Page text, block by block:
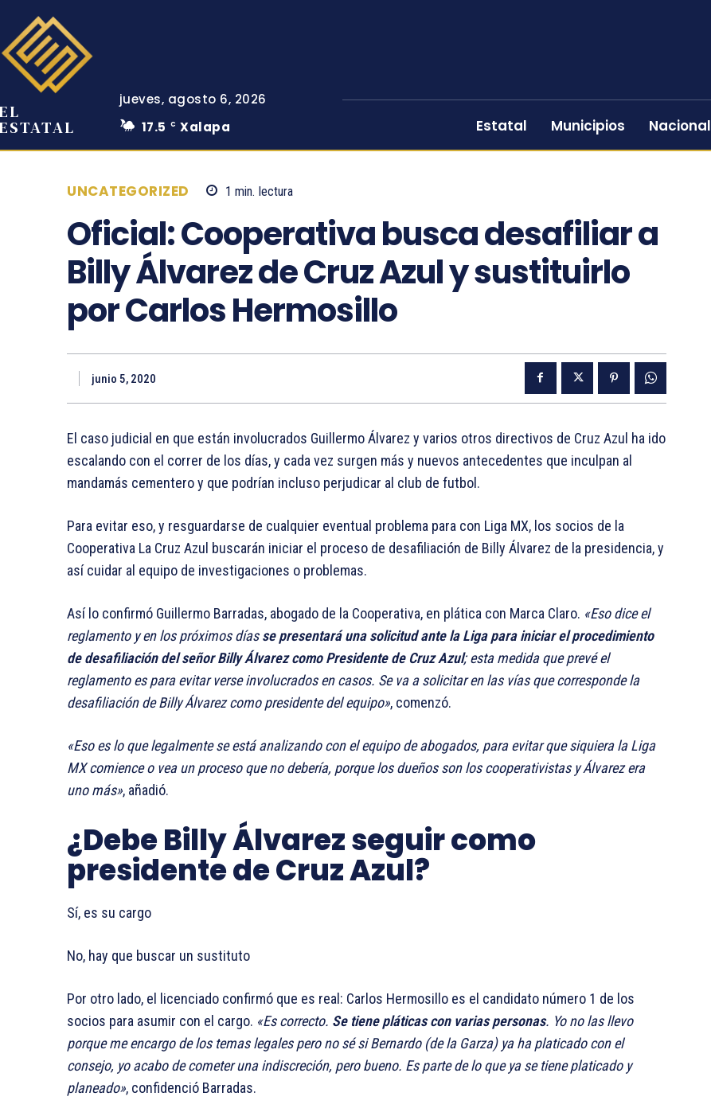
EL
ESTATAL
jueves, agosto 6, 2026
17.5
C Xalapa Estatal Municipios Nacional
UNCATEGORIZED 1 min. lectura
Oficial: Cooperativa busca desafiliar a
Billy Álvarez de Cruz Azul y sustituirlo
por Carlos Hermosillo
junio 5, 2020
El caso judicial en que están involucrados Guillermo Álvarez y varios otros directivos de Cruz Azul ha ido
escalando con el correr de los días, y cada vez surgen más y nuevos antecedentes que inculpan al
mandamás cementero y que podrían incluso perjudicar al club de futbol.
Para evitar eso, y resguardarse de cualquier eventual problema para con Liga MX, los socios de la
Cooperativa La Cruz Azul buscarán iniciar el proceso de desafiliación de Billy Álvarez de la presidencia, y
así cuidar al equipo de investigaciones o problemas.
Así lo confirmó Guillermo Barradas, abogado de la Cooperativa, en plática con Marca Claro. «Eso dice el
reglamento y en los próximos díasse presentará una solicitud ante la Liga para iniciar el procedimiento
de desafiliación del señor Billy Álvarez como Presidente de Cruz Azul; esta medida que prevé el
reglamento es para evitar verse involucrados en casos. Se va a solicitar en las vías que corresponde la
desafiliación de Billy Álvarez como presidente del equipo», comenzó.
«Eso es lo que legalmente se está analizando con el equipo de abogados, para evitar que siquiera la Liga
MX comience o vea un proceso que no debería, porque los dueños son los cooperativistas y Álvarez era
uno más», añadió.
¿Debe Billy Álvarez seguir como
presidente de Cruz Azul?
Sí, es su cargo
No, hay que buscar un sustituto
Por otro lado, el licenciado confirmó que es real: Carlos Hermosillo es el candidato número 1 de los
socios para asumir con el cargo. «Es correcto. Se tiene pláticas con varias personas. Yo no las llevo
porque me encargo de los temas legales pero no sé si Bernardo (de la Garza) ya ha platicado con el
consejo, yo acabo de cometer una indiscreción, pero bueno. Es parte de lo que ya se tiene platicado y
planeado», confidenció Barradas.